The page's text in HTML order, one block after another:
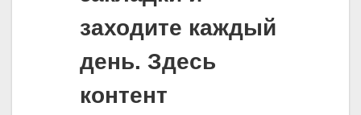
заходите каждый
день. Здесь
контент